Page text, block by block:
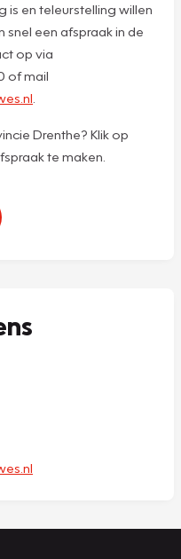
en teleurstelling willen
snel een afspraak in de
op via
of mail
Drenthe? Klik op
te maken.